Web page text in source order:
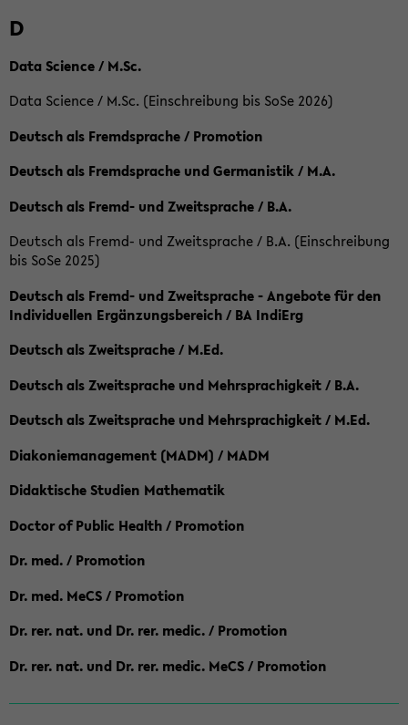
D
Data Science / M.Sc.
Data Science / M.Sc. (Einschreibung bis SoSe 2026)
Deutsch als Fremdsprache / Promotion
Deutsch als Fremdsprache und Germanistik / M.A.
Deutsch als Fremd- und Zweitsprache / B.A.
Deutsch als Fremd- und Zweitsprache / B.A. (Einschreibung
bis SoSe 2025)
Deutsch als Fremd- und Zweitsprache - Angebote für den
Individuellen Ergänzungsbereich / BA IndiErg
Deutsch als Zweitsprache / M.Ed.
Deutsch als Zweitsprache und Mehrsprachigkeit / B.A.
Deutsch als Zweitsprache und Mehrsprachigkeit / M.Ed.
Diakoniemanagement (MADM) / MADM
Didaktische Studien Mathematik
Doctor of Public Health / Promotion
Dr. med. / Promotion
Dr. med. MeCS / Promotion
Dr. rer. nat. und Dr. rer. medic. / Promotion
Dr. rer. nat. und Dr. rer. medic. MeCS / Promotion